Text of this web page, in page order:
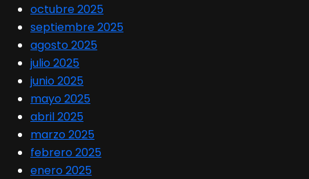
octubre 2025
septiembre 2025
agosto 2025
julio 2025
junio 2025
mayo 2025
abril 2025
marzo 2025
febrero 2025
enero 2025